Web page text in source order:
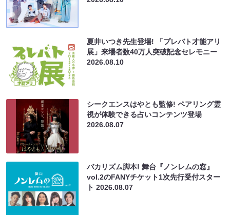
夏井いつき先生登場! 「プレバト才能アリ
展」来場者数40万人突破記念セレモニー
2026.08.10
シークエンスはやとも監修! ペアリング霊
視が体験できる占いコンテンツ登場
2026.08.07
バカリズム脚本! 舞台『ノンレムの窓』
vol.2のFANYチケット1次先行受付スター
ト2026.08.07